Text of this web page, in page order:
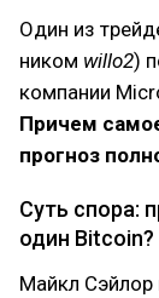
Один из
ником willo2)
компании
Причем
прогноз
Суть спора:
один Bitcoin?
Майкл Сэйлор